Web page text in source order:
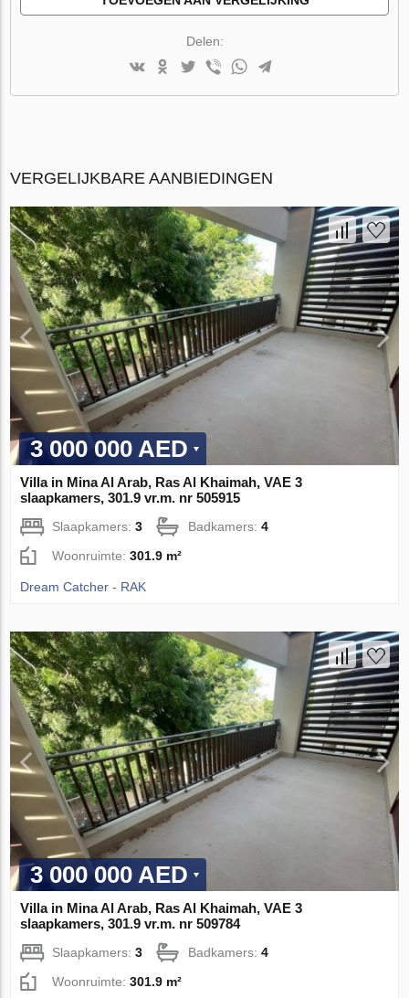
Delen:
VERGELIJKBARE AANBIEDINGEN
3 000 000 AED
Villa in Mina Al Arab, Ras Al Khaimah, VAE 3
slaapkamers, 301.9 vr.m. nr 505915
Slaapkamers:3 Badkamers:4
Woonruimte:301.9 m²
Dream Catcher - RAK
3 000 000 AED
Villa in Mina Al Arab, Ras Al Khaimah, VAE 3
slaapkamers, 301.9 vr.m. nr 509784
Slaapkamers:3 Badkamers:4
Woonruimte:301.9 m²